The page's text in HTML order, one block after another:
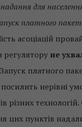
для
платного
асоціацій
не
Запуск платного
нерівні
різних технологій.
цих пунктів